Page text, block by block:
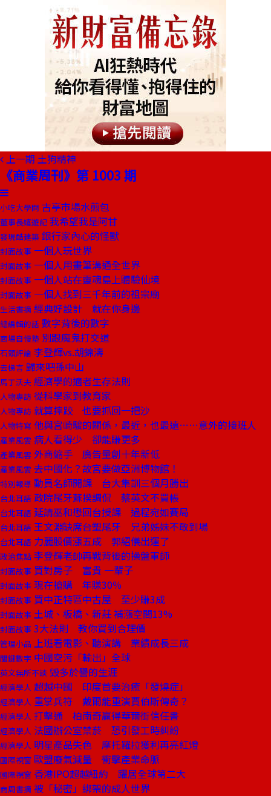
上一期 土狗精神
《商業周刊》第 1003 期
小吃大學問 古亭市場水煎包
董事長嬉遊記 我希望我是阿甘
發現酷建築 銀行家內心的怪獸
封面故事 一個人玩世界
封面故事 一個人用畫筆溝通全世界
封面故事 一個人站在靈魂島上體驗仙境
封面故事 一個人找到三千年前的祖宗廟
生活書摘 經典好設計 就在你身邊
總編輯的話 數字背後的數字
商場自慢塾 別跟魔鬼打交道
石頭評論 李登輝vs.胡錦濤
去梯言 歸來吧孫中山
馬丁沃夫 經濟學的適者生存法則
人物專訪 從科學家到教育家
人物專訪 就算摔跤 也要抓回一把沙
人物特寫 他與宮崎駿的關係，最近，也最遠……意外的接班人
產業風雲 病人看得少 卻能賺更多
產業風雲 外商縮手 廣告量創十年新低
產業風雲 去中國化？故宮要做亞洲博物館！
特別報導 動員名師開課 台大集訓三個月勝出
台北耳語 政院尾牙蘇揆調侃 蔡英文不買帳
台北耳語 延請巫和懋回台授課 過程宛如賽局
台北耳語 王文淵缺席台塑尾牙 兄弟姊妹不敢到場
台北耳語 力麗股價漲五成 郭紹儀出運了
政治焦點 李登輝老帥再戰背後的操盤軍師
封面故事 買對房子 富貴 一輩子
封面故事 現在搶購 年賺30％
封面故事 買中正特區中古屋 至少賺3成
封面故事 土城、板橋、新莊 補漲空間13%
封面故事 3大法則 教你買到合理價
管理小品 上班看電影、聽演講 業績成長三成
關鍵數字 中國空污「輸出」全球
英文無所不談 毀多於譽的生涯
經濟學人 超越中國 印度首要治癒「發燒症」
經濟學人 重掌兵符 戴爾能重演賈伯斯傳奇？
經濟學人 打擊通 柏南奇贏得華爾街信任書
經濟學人 法國辦公室禁菸 恐引發工時糾紛
經濟學人 明星產品失色 摩托羅拉獲利再亮紅燈
國際視窗 歐盟廢氣減量 衝擊產業命脈
國際視窗 香港IPO超越紐約 躍居全球第二大
商周書摘 被「秘密」綁架的成人世界